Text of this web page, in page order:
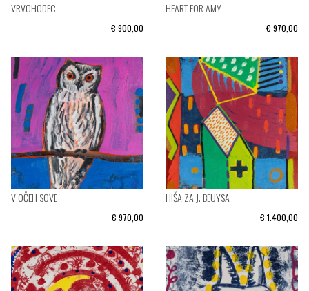
VRVOHODEC
€ 900,00
HEART FOR AMY
€ 970,00
V OČEH SOVE
€ 970,00
HIŠA ZA J. BEUYSA
€ 1.400,00